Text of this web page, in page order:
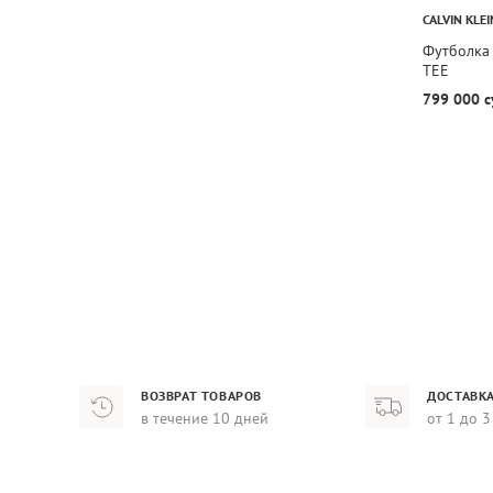
CALVIN
Футболка
TEE
799 000
ВОЗВРАТ ТОВАРОВ
в течение 10 дней от 1 до